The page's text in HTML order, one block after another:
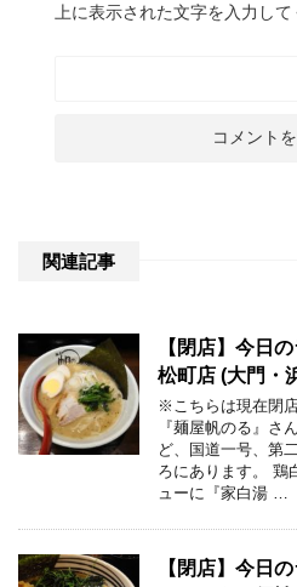
上に表示された文字を入力して
関連記事
【閉店】今日
松町店 (大門・
※こちらは現在閉
『麺屋帆のる』さ
ど、国道一号、第
ろにあります。 鶏
ューに『家白湯 …
【閉店】今日